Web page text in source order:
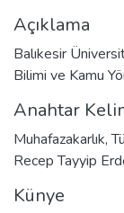
Açıklama
Balıkesir
Bilimi ve Kamu
Anahtar
Muhafazakarlık,
Recep Tayyip
Künye